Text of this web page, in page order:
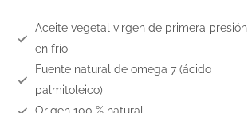
Aceite vegetal virgen de primera presión
en frío
Fuente natural de omega 7 (ácido
palmitoleico)